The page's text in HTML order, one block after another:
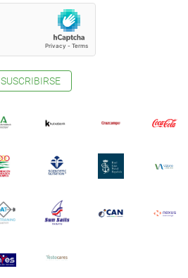
SUSCRIBIRSE